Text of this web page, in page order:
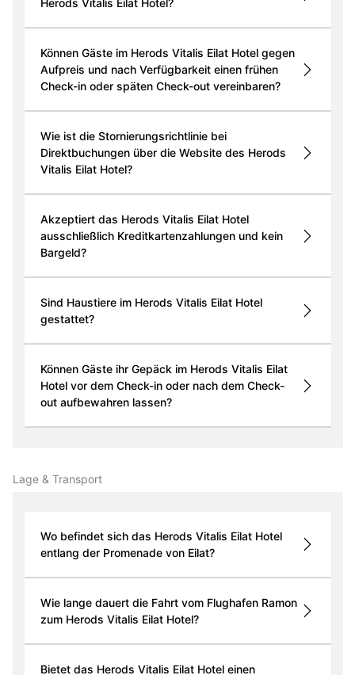
Herods Vitalis Eilat Hotel?
Können Gäste im Herods Vitalis Eilat Hotel gegen
Aufpreis und nach Verfügbarkeit einen frühen
Check-in oder späten Check-out vereinbaren?
Wie ist die Stornierungsrichtlinie bei
Direktbuchungen über die Website des Herods
Vitalis Eilat Hotel?
Akzeptiert das Herods Vitalis Eilat Hotel
ausschließlich Kreditkartenzahlungen und kein
Bargeld?
Sind Haustiere im Herods Vitalis Eilat Hotel
gestattet?
Können Gäste ihr Gepäck im Herods Vitalis Eilat
Hotel vor dem Check-in oder nach dem Check-
out aufbewahren lassen?
Lage & Transport
Wo befindet sich das Herods Vitalis Eilat Hotel
entlang der Promenade von Eilat?
Wie lange dauert die Fahrt vom Flughafen Ramon
zum Herods Vitalis Eilat Hotel?
Bietet das Herods Vitalis Eilat Hotel einen